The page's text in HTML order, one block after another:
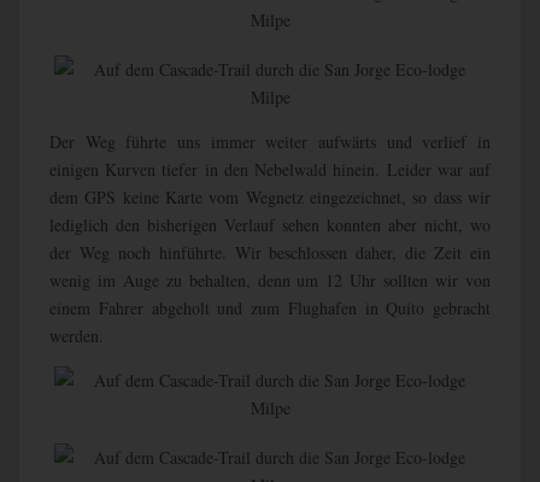
Der Weg führte uns immer weiter aufwärts und verlief in
einigen Kurven tiefer in den Nebelwald hinein. Leider war auf
dem GPS keine Karte vom Wegnetz eingezeichnet, so dass wir
lediglich den bisherigen Verlauf sehen konnten aber nicht, wo
der Weg noch hinführte. Wir beschlossen daher, die Zeit ein
wenig im Auge zu behalten, denn um 12 Uhr sollten wir von
einem Fahrer abgeholt und zum Flughafen in Quito gebracht
werden.